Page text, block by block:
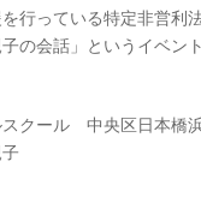
行っている特定非営利
の会話」というイベント
クール 中央区日本橋